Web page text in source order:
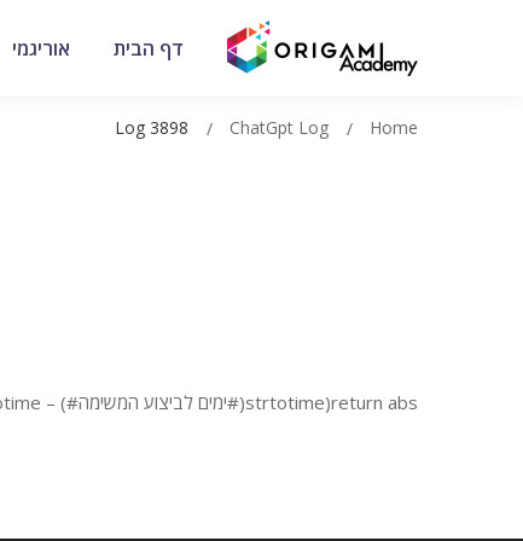
דף הבית אוריגמי
Home
ChatGpt Log
Log 3898
return abs(strtotime(#ימים לביצוע המשימה#) – strtotime(#ימים שעברו מתחילת הפרויקט#)) ?: 0;